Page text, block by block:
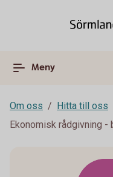
Meny
Om oss
Hitta till oss
Ekonomisk rådgivning